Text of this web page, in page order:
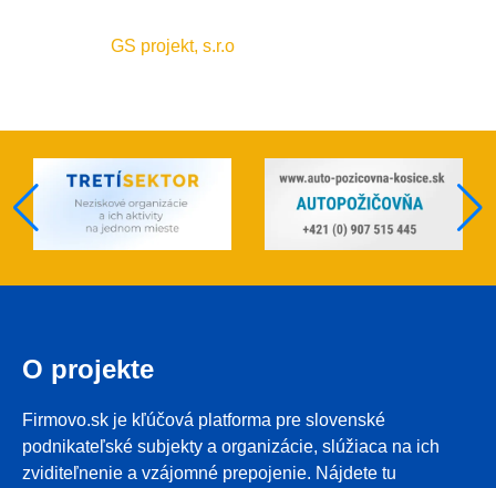
GS projekt, s.r.o
O projekte
Firmovo.sk je kľúčová platforma pre slovenské
podnikateľské subjekty a organizácie, slúžiaca na ich
zviditeľnenie a vzájomné prepojenie. Nájdete tu